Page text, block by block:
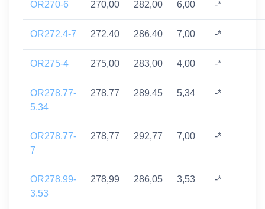
OR270-6 270,00 282,00 6,00 -*
OR272.4-7 272,40 286,40 7,00 -*
OR275-4 275,00 283,00 4,00 -*
OR278.77-
5.34
278,77 289,45 5,34 -*
OR278.77-
7
278,77 292,77 7,00 -*
OR278.99-
3.53
278,99 286,05 3,53 -*